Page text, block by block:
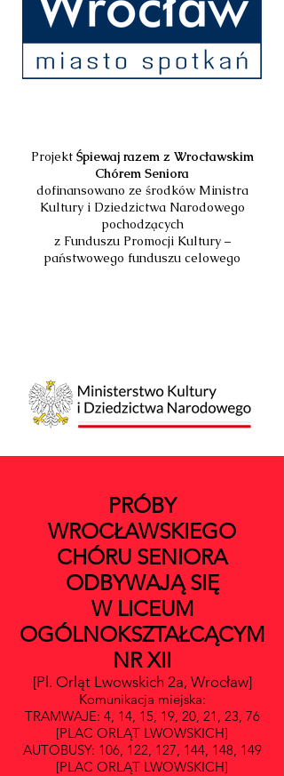
Projekt Śpiewaj razem z Wrocławskim
Chórem Seniora
dofinansowano ze środków Ministra
Kultury i Dziedzictwa Narodowego
pochodzących
z Funduszu Promocji Kultury –
państwowego funduszu celowego
PRÓBY
WROCŁAWSKIEGO
CHÓRU SENIORA
ODBYWAJĄ SIĘ
W LICEUM
OGÓLNOKSZTAŁCĄCYM
NR XII
[Pl. Orląt Lwowskich 2a, Wrocław]
Komunikacja miejska:
TRAMWAJE: 4, 14, 15, 19, 20, 21, 23, 76
[PLAC ORLĄT LWOWSKICH]
AUTOBUSY: 106, 122, 127, 144, 148, 149
[PLAC ORLĄT LWOWSKICH]